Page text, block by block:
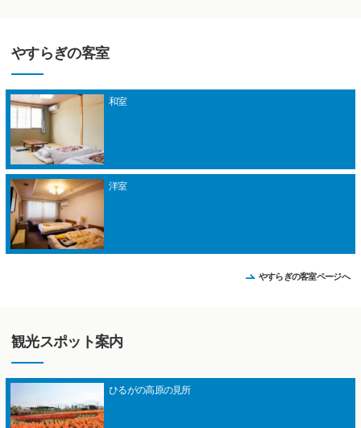
やすらぎの客室
和室
洋室
やすらぎの客室ページへ
観光スポット案内
ひるがの高原の見所